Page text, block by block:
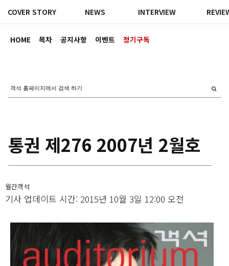
HOME 목차 공지사항 이벤트 정기구독
COVER STORY NEWS INTERVIEW
통권 제276 2007년 2월호
월간객석
기사 업데이트 시간: 2015년 10월 3일 12:00 오전